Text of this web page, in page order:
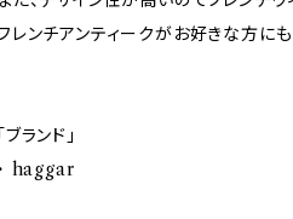
レンチアンティークがお好きな方にも
「ブランド」
haggar